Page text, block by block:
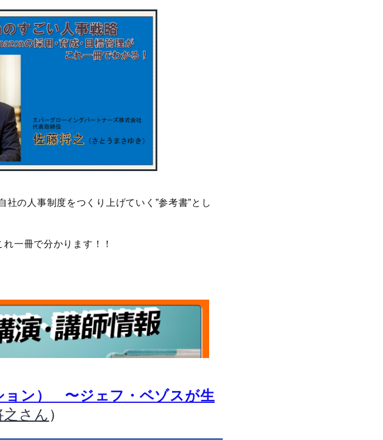
の人事制度をつくり上げていく”参考書”とし
一冊で分かります！！
ョン） 〜ジェフ・ベゾスが生
之さん ）